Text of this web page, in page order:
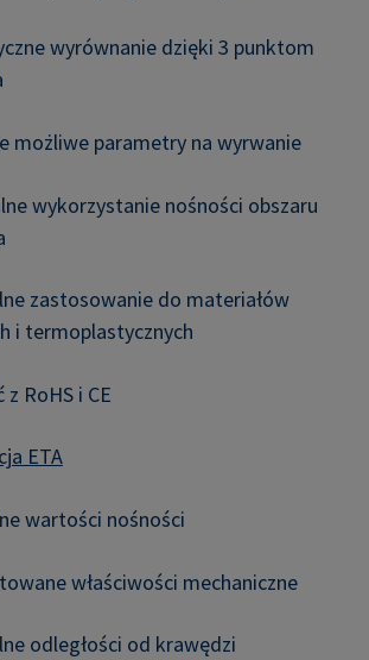
wyrównanie dzięki 3 punktom
możliwe parametry na wyrwanie
wykorzystanie nośności obszaru
zastosowanie do materiałów
i termoplastycznych
RoHS i CE
ETA
wartości nośności
właściwości mechaniczne
odległości od krawędzi